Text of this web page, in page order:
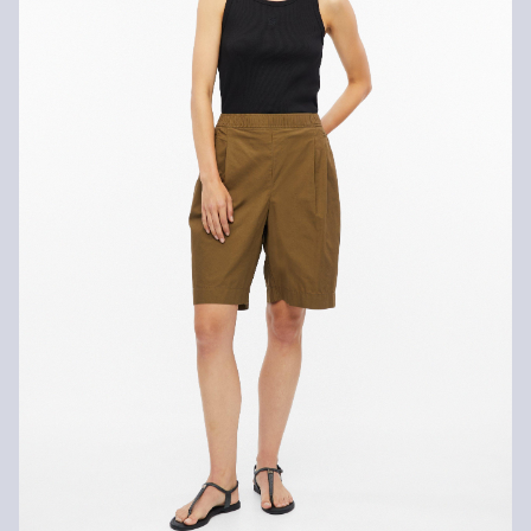
Nesušit v sušičce
Šetrné praní v pračce na 30 °
Nežehlit při vysoké teplotě
Nelze chemicky čistit